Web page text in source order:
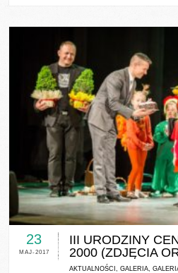
0 COMMENTS / 0
23
MAJ-2017
III URODZINY
2000 (ZDJĘCIA
AKTUALNOŚCI ,GALERIA ,